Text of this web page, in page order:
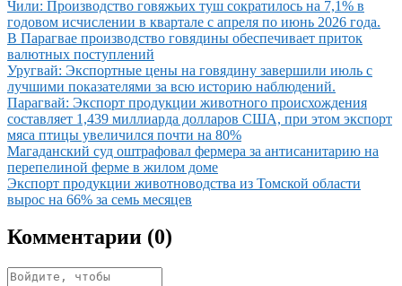
Иллюстрация новости
Чили: Производство говяжьих туш сократилось на 7,1% в
годовом исчислении в квартале с апреля по июнь 2026 года.
Иллюстрация новости
В Парагвае производство говядины обеспечивает приток
валютных поступлений
Иллюстрация новости
Уругвай: Экспортные цены на говядину завершили июль с
лучшими показателями за всю историю наблюдений.
Иллюстрация новости
Парагвай: Экспорт продукции животного происхождения
составляет 1,439 миллиарда долларов США, при этом экспорт
мяса птицы увеличился почти на 80%
Иллюстрация новости
Магаданский суд оштрафовал фермера за антисанитарию на
перепелиной ферме в жилом доме
Иллюстрация новости
Экспорт продукции животноводства из Томской области
вырос на 66% за семь месяцев
Комментарии (0)